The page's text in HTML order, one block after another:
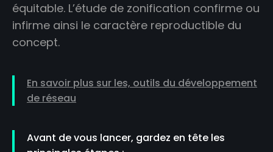
équitable. L’étude de zonification confirme ou
infirme ainsi le caractère reproductible du
concept.
En savoir plus sur les, outils du développement
de réseau
Avant de vous lancer, gardez en tête les